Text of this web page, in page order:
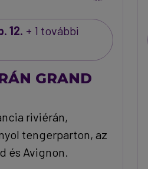
12. + 1 további
GRAND
riviérán,
tengerparton, az
és Avignon.